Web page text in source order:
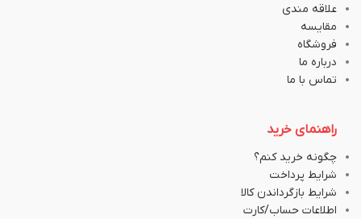
علاقه مندی
مقایسه
فروشگاه
درباره ما
تماس با ما
راهنمای خرید
چگونه خرید کنم؟
شرایط پرداخت
شرایط بازگرداندن کالا
اطلاعات حساب/کارت